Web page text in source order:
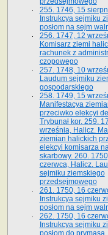
255. 1746, 15
Instrukcya sejmiku
posłom na sejm
256. 1747, 12
Komisarz ziemi
rachunek z
czopowego
257. 1748, 10
Laudum sejmiku
gospodarskiego
258. 1749, 15
Manifestacya
przeciwko elekcyi
Trybunał kor. 259.
września, Halicz.
ziemian halickich
elekcyi komisarza
skarbowy. 260.
czerwca, Halicz.
sejmiku ziemskiego
przedsejmowego
261. 1750, 16
Instrukcya sejmiku
posłom na sejm
262. 1750, 16
Instrukcya sejmiku
posłom do